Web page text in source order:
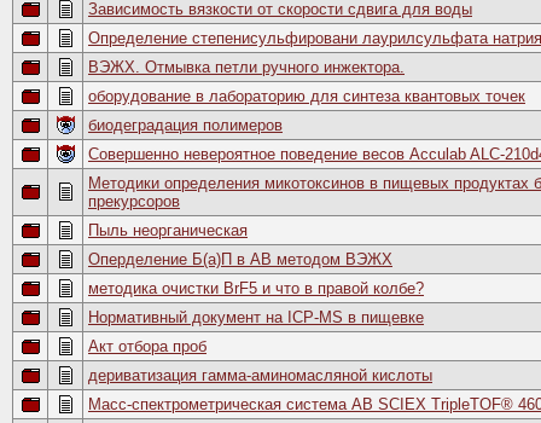
Зависимость вязкости от скорости сдвига для воды
Определение степенисульфировани лаурилсульфата натрия
ВЭЖХ. Отмывка петли ручного инжектора.
оборудование в лабораторию для синтеза квантовых точек
биодеградация полимеров
Совершенно невероятное поведение весов Acculab ALC-
Методики определения микотоксинов в пищевых продуктах
прекурсоров
Пыль неорганическая
Оперделение Б(а)П в АВ методом ВЭЖХ
методика очистки BrF5 и что в правой колбе?
Нормативный документ на ICP-MS в пищевке
Акт отбора проб
дериватизация гамма-аминомасляной кислоты
Масс-спектрометрическая система AB SCIEX TripleTOF®